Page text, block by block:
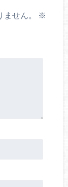
せん。
※